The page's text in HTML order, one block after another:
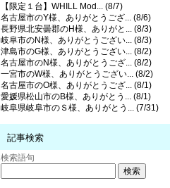
【限定１台】WHILL Mod... (8/7)
名古屋市のY様、ありがとうござ... (8/6)
長野県北安曇郡のH様、ありがと... (8/3)
岐阜市のN様、ありがとうござい... (8/3)
津島市のG様、ありがとうござい... (8/2)
名古屋市のN様、ありがとうござ... (8/2)
一宮市のW様、ありがとうござい... (8/2)
名古屋市のO様、ありがとうござ... (8/1)
愛媛県松山市のB様、ありがとう... (8/1)
岐阜県岐阜市のＳ様、ありがとう... (7/31)
記事検索
検索語句